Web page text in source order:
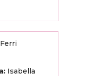
Isabella